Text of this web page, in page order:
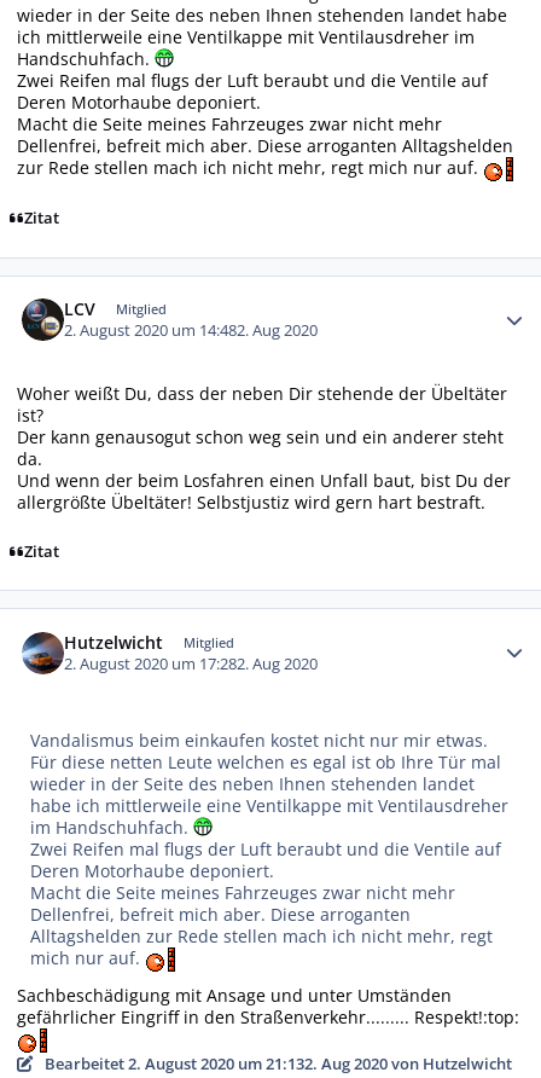
wieder in der Seite des neben Ihnen stehenden landet habe
ich mittlerweile eine Ventilkappe mit Ventilausdreher im
Handschuhfach.
Zwei Reifen mal flugs der Luft beraubt und die Ventile auf
Deren Motorhaube deponiert.
Macht die Seite meines Fahrzeuges zwar nicht mehr
Dellenfrei, befreit mich aber. Diese arroganten Alltagshelden
zur Rede stellen mach ich nicht mehr, regt mich nur auf.
Zitat
LCV Mitglied
2. August 2020 um 14:482. Aug 2020
Woher weißt Du, dass der neben Dir stehende der Übeltäter
ist?
Der kann genausogut schon weg sein und ein anderer steht
da.
Und wenn der beim Losfahren einen Unfall baut, bist Du der
allergrößte Übeltäter! Selbstjustiz wird gern hart bestraft.
Zitat
Hutzelwicht Mitglied
2. August 2020 um 17:282. Aug 2020
Vandalismus beim einkaufen kostet nicht nur mir etwas.
Für diese netten Leute welchen es egal ist ob Ihre Tür mal
wieder in der Seite des neben Ihnen stehenden landet
habe ich mittlerweile eine Ventilkappe mit Ventilausdreher
im Handschuhfach.
Zwei Reifen mal flugs der Luft beraubt und die Ventile auf
Deren Motorhaube deponiert.
Macht die Seite meines Fahrzeuges zwar nicht mehr
Dellenfrei, befreit mich aber. Diese arroganten
Alltagshelden zur Rede stellen mach ich nicht mehr, regt
mich nur auf.
Sachbeschädigung mit Ansage und unter Umständen
gefährlicher Eingriff in den Straßenverkehr......... Respekt!:top:
Bearbeitet2. August 2020 um 21:132. Aug 2020von Hutzelwicht